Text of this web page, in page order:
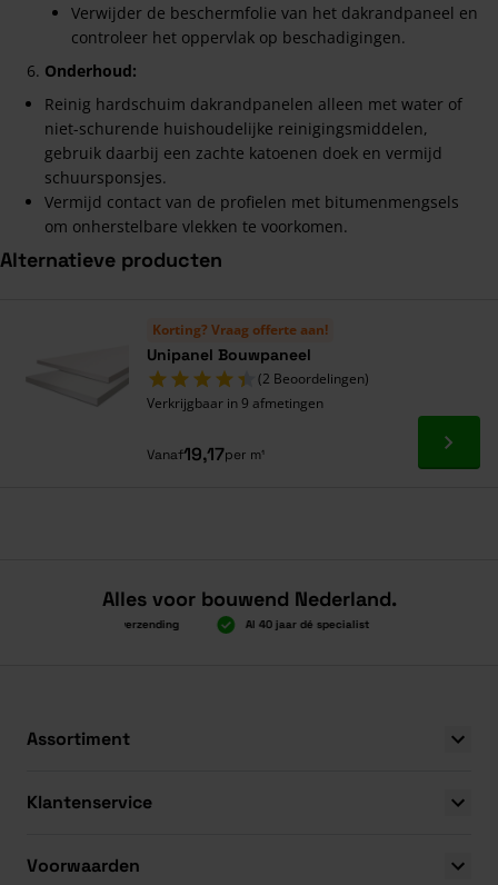
Verwijder de beschermfolie van het dakrandpaneel en
controleer het oppervlak op beschadigingen.
Onderhoud:
Reinig hardschuim dakrandpanelen alleen met water of
niet-schurende huishoudelijke reinigingsmiddelen,
gebruik daarbij een zachte katoenen doek en vermijd
schuursponsjes.
Vermijd contact van de profielen met bitumenmengsels
om onherstelbare vlekken te voorkomen.
Alternatieve producten
Korting? Vraag offerte aan!
Unipanel Bouwpaneel
(2 Beoordelingen)
Verkrijgbaar in 9 afmetingen
Vanaf19,17per m¹ Ga
Alles voor bouwend Nederland.
Boven 2.000 gratis verzending Al 40 jaar dé specialist
Assortiment
Klantenservice
Voorwaarden